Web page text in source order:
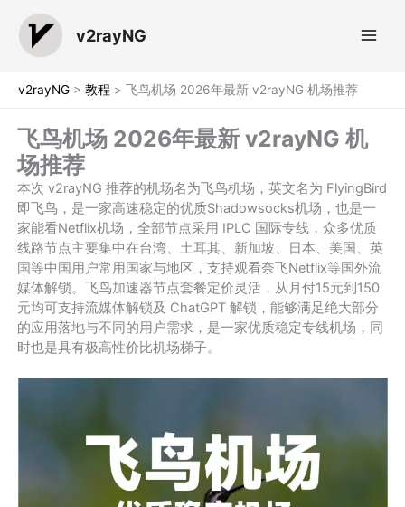
v2rayNG
v2rayNG > 教程 > 飞鸟机场 2026年最新 v2rayNG 机场推荐
飞鸟机场 2026年最新 v2rayNG 机
场推荐
本次 v2rayNG 推荐的机场名为飞鸟机场，英文名为 FlyingBird
即飞鸟，是一家高速稳定的优质Shadowsocks机场，也是一
家能看Netflix机场，全部节点采用 IPLC 国际专线，众多优质
线路节点主要集中在台湾、土耳其、新加坡、日本、美国、英
国等中国用户常用国家与地区，支持观看奈飞Netflix等国外流
媒体解锁。飞鸟加速器节点套餐定价灵活，从月付15元到150
元均可支持流媒体解锁及 ChatGPT 解锁，能够满足绝大部分
的应用落地与不同的用户需求，是一家优质稳定专线机场，同
时也是具有极高性价比机场梯子。